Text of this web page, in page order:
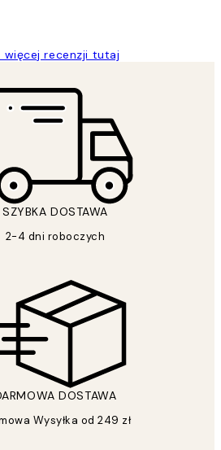
więcej recenzji tutaj
SZYBKA DOSTAWA
2-4 dni roboczych
DOSTAWA
Wysyłka od 249 zł